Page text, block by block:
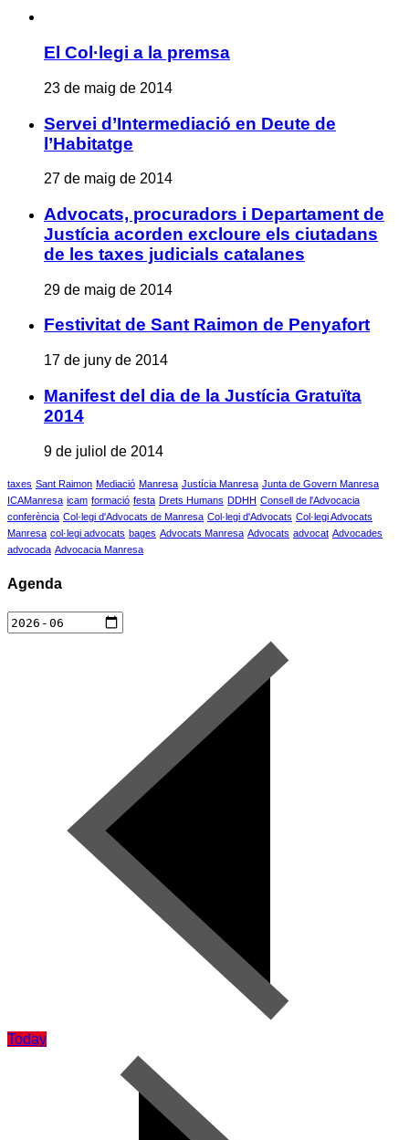
El Col·legi a la premsa
23 de maig de 2014
Servei d’Intermediació en Deute de
l’Habitatge
27 de maig de 2014
Advocats, procuradors i Departament de
Justícia acorden excloure els ciutadans
de les taxes judicials catalanes
29 de maig de 2014
Festivitat de Sant Raimon de Penyafort
17 de juny de 2014
Manifest del dia de la Justícia Gratuïta
2014
9 de juliol de 2014
taxes Sant Raimon Mediació Manresa Justícia Manresa Junta de Govern Manresa
ICAManresa icam formació festa Drets Humans DDHH Consell de l'Advocacia
conferència Col·legi d'Advocats de Manresa Col·legi d'Advocats Col·legi Advocats
Manresa col·legi advocats bages Advocats Manresa Advocats advocat Advocades
advocada Advocacia Manresa
Agenda
Today